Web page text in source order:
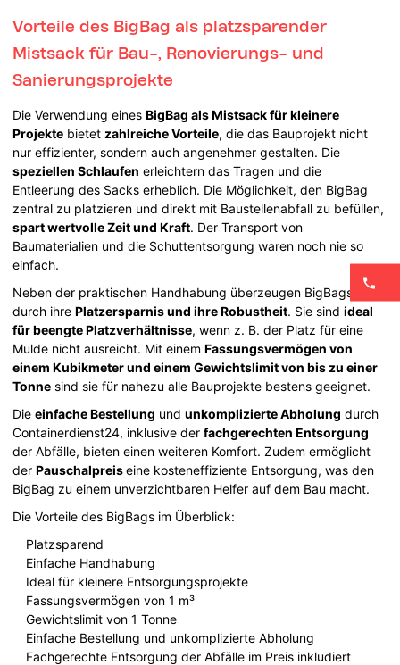
Vorteile des BigBag als platzsparender
Mistsack für Bau-, Renovierungs- und
Sanierungsprojekte
Die Verwendung einesBigBag als Mistsack für kleinere
Projekte bietet zahlreiche Vorteile, die das Bauprojekt nicht
nur effizienter, sondern auch angenehmer gestalten. Die
speziellen Schlaufen erleichtern das Tragen und die
Entleerung des Sacks erheblich. Die Möglichkeit, den BigBag
zentral zu platzieren und direkt mit Baustellenabfall zu befüllen,
spart wertvolle Zeit und Kraft. Der Transport von
Baumaterialien und die Schuttentsorgung waren noch nie so
einfach.
Neben der praktischen Handhabung überzeugen BigBags
durch ihrePlatzersparnis und ihre Robustheit. Sie sindideal
für beengte Platzverhältnisse, wenn z. B. der Platz für eine
Mulde nicht ausreicht. Mit einemFassungsvermögen von
einem Kubikmeter und einem Gewichtslimit von bis zu einer
Tonne sind sie für nahezu alle Bauprojekte bestens geeignet.
Dieeinfache Bestellung undunkomplizierte Abholung durch
Containerdienst24, inklusive derfachgerechten Entsorgung
der Abfälle, bieten einen weiteren Komfort. Zudem ermöglicht
derPauschalpreiseine kosteneffiziente Entsorgung, was den
BigBag zu einem unverzichtbaren Helfer auf dem Bau macht.
Die Vorteile des BigBags im Überblick:
Platzsparend
Einfache Handhabung
Ideal für kleinere Entsorgungsprojekte
Fassungsvermögen von 1 m³
Gewichtslimit von 1 Tonne
Einfache Bestellung und unkomplizierte Abholung
Fachgerechte Entsorgung der Abfälle im Preis inkludiert